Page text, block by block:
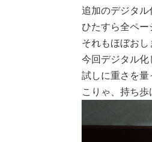
追加のデジタル
ひたすら全ペー
それもほぼおし
今回デジタル化
試しに重さを量
こりゃ、持ち歩